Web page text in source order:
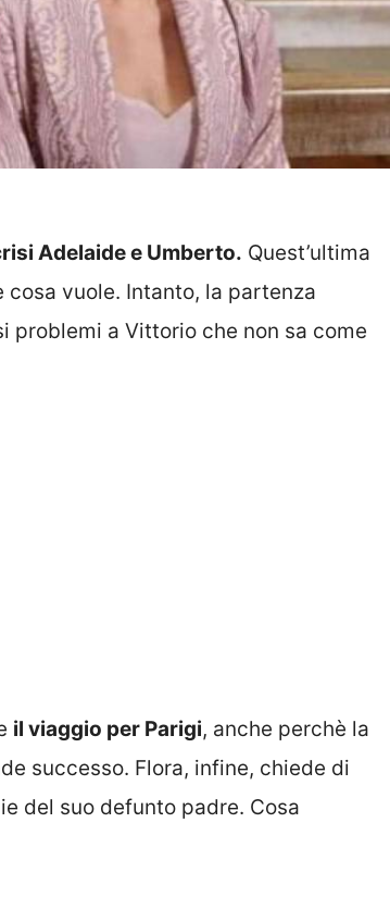
Adelaide e Umberto. Quest’ultima
vuole. Intanto, la partenza
problemi a Vittorio che non sa come
il viaggio per Parigi, anche perchè la
successo. Flora, infine, chiede di
del suo defunto padre. Cosa